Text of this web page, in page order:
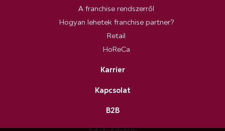
A franchise rendszerről
Hogyan lehetek franchise partner?
Retail
HoReCa
Karrier
Kapcsolat
B2B